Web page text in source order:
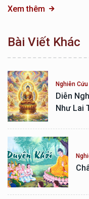
Xem thêm
Bài Viết Khác
Nghiên
Diễn
Như Lai